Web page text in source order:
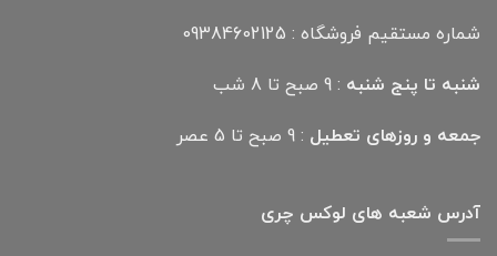
شماره مستقیم فروشگاه : 09384602125
شنبه تا پنج شنبه : 9 صبح تا 8 شب
جمعه و روزهای تعطیل : 9 صبح تا 5 عصر
آدرس شعبه های لوکس چری